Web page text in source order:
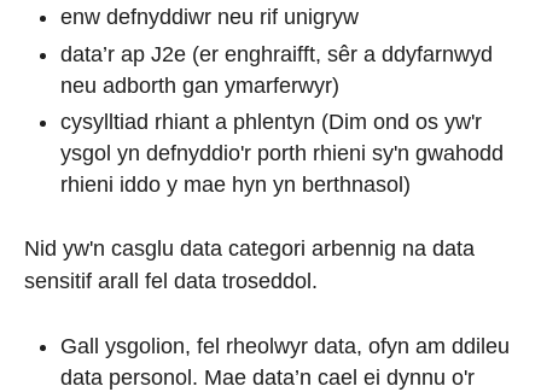
enw defnyddiwr neu rif unigryw
data’r ap J2e (er enghraifft, sêr a ddyfarnwyd
neu adborth gan ymarferwyr)
cysylltiad rhiant a phlentyn (Dim ond os yw'r
ysgol yn defnyddio'r porth rhieni sy'n gwahodd
rhieni iddo y mae hyn yn berthnasol)
Nid yw'n casglu data categori arbennig na data
sensitif arall fel data troseddol.
Gall ysgolion, fel rheolwyr data, ofyn am ddileu
data personol. Mae data’n cael ei dynnu o'r